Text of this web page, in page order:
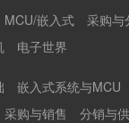
MCU/嵌入式 采购与
电子世界
嵌入式系统与MCU
采购与销售 分销与